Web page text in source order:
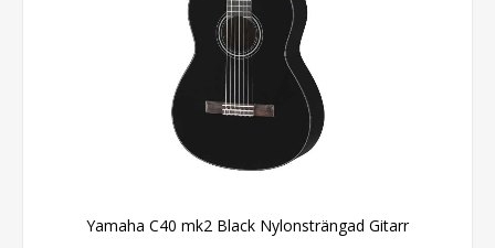
Yamaha C40 mk2 Black Nylonsträngad Gitarr